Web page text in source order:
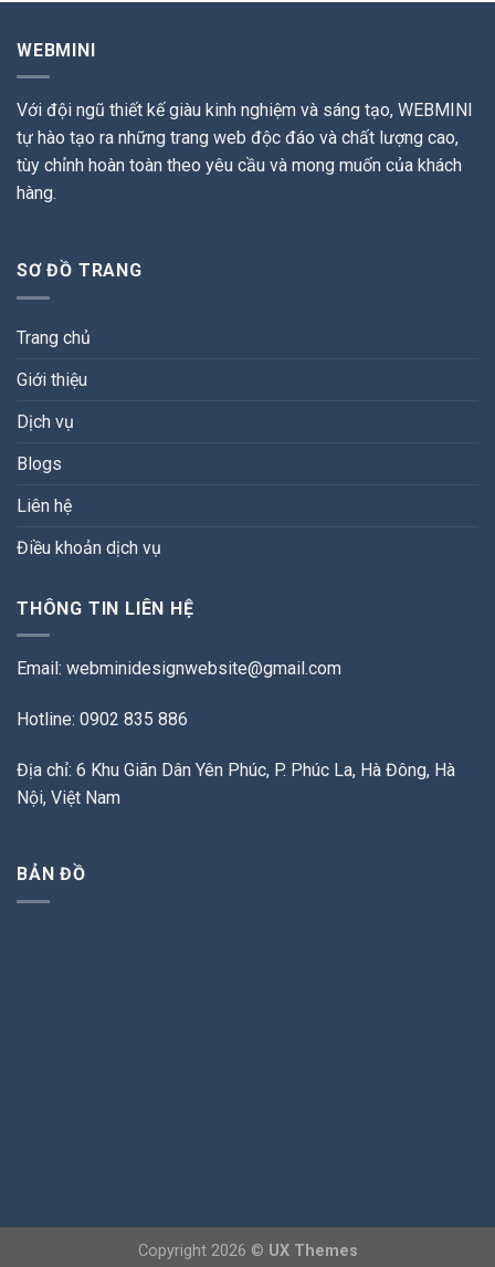
WEBMINI
Với đội ngũ thiết kế giàu kinh nghiệm và sáng tạo, WEBMINI
tự hào tạo ra những trang web độc đáo và chất lượng cao,
tùy chỉnh hoàn toàn theo yêu cầu và mong muốn của khách
hàng.
SƠ ĐỒ TRANG
Trang chủ
Giới thiệu
Dịch vụ
Blogs
Liên hệ
Điều khoản dịch vụ
THÔNG TIN LIÊN HỆ
Email: webminidesignwebsite@gmail.com
Hotline: 0902 835 886
Địa chỉ: 6 Khu Giãn Dân Yên Phúc, P. Phúc La, Hà Đông, Hà
Nội, Việt Nam
BẢN ĐỒ
Copyright 2026 © UX Themes